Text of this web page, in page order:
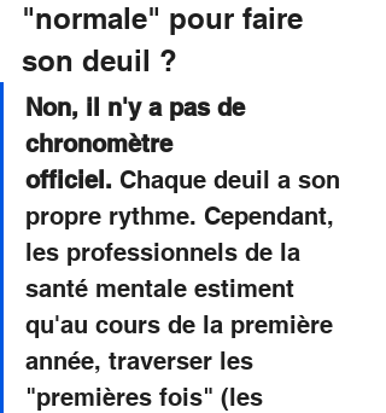
"normale" pour faire
son deuil ?
Non, il n'y a pas de
chronomètre
officiel. Chaque deuil a son
propre rythme. Cependant,
les professionnels de la
santé mentale estiment
qu'au cours de la première
année, traverser les
"premières fois" (les